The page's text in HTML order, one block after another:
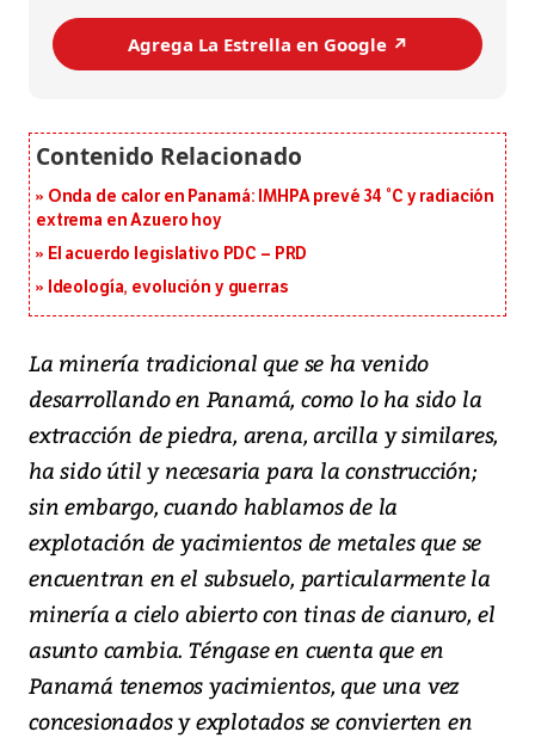
Agrega La Estrella en Google ↗️
Onda de calor en Panamá: IMHPA prevé 34 °C y radiación
extrema en Azuero hoy
El acuerdo legislativo PDC – PRD
Ideología, evolución y guerras
La minería tradicional que se ha venido
desarrollando en Panamá, como lo ha sido la
extracción de piedra, arena, arcilla y similares,
ha sido útil y necesaria para la construcción;
sin embargo, cuando hablamos de la
explotación de yacimientos de metales que se
encuentran en el subsuelo, particularmente la
minería a cielo abierto con tinas de cianuro, el
asunto cambia. Téngase en cuenta que en
Panamá tenemos yacimientos, que una vez
concesionados y explotados se convierten en